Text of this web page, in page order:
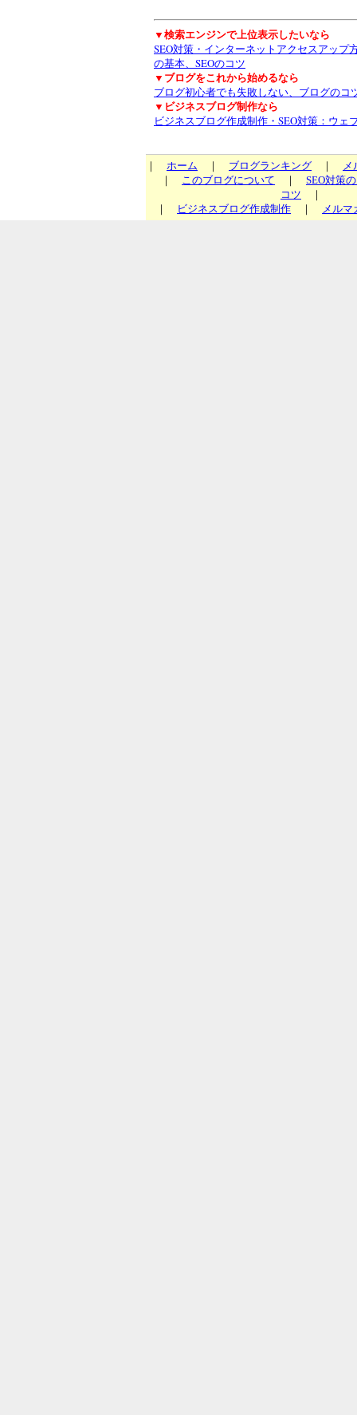
▼検索エンジンで上位表示したいなら
SEO対策・インターネットアクセスアップ
の基本、SEOのコツ
▼ブログをこれから始めるなら
ブログ初心者でも失敗しない、ブログのコ
▼ビジネスブログ制作なら
ビジネスブログ作成制作・SEO対策：ウェ
｜ ホーム ｜ ブログランキング ｜
メ
｜ このブログについて ｜ SEO対策
コツ ｜
｜
ビジネスブログ作成制作 ｜ メルマ